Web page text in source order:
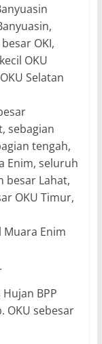
OKI,
OKU
Selatan
sebagian
tengah,
Enim, seluruh
besar Lahat,
OKU Timur,
Muara Enim
BPP
OKU sebesar